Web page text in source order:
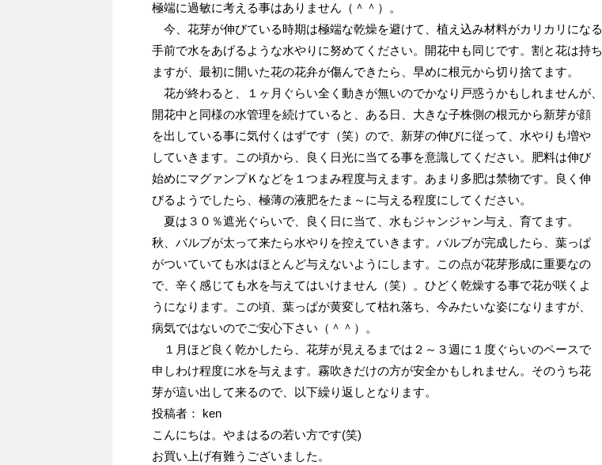
極端に過敏に考える事はありません（＾＾）。
今、花芽が伸びている時期は極端な乾燥を避けて、植え込み材料がカリカリになる
手前で水をあげるような水やりに努めてください。開花中も同じです。割と花は持ち
ますが、最初に開いた花の花弁が傷んできたら、早めに根元から切り捨てます。
花が終わると、１ヶ月ぐらい全く動きが無いのでかなり戸惑うかもしれませんが、
開花中と同様の水管理を続けていると、ある日、大きな子株側の根元から新芽が顔
を出している事に気付くはずです（笑）ので、新芽の伸びに従って、水やりも増や
していきます。この頃から、良く日光に当てる事を意識してください。肥料は伸び
始めにマグァンプＫなどを１つまみ程度与えます。あまり多肥は禁物です。良く伸
びるようでしたら、極薄の液肥をたま～に与える程度にしてください。
夏は３０％遮光ぐらいで、良く日に当て、水もジャンジャン与え、育てます。
秋、バルブが太って来たら水やりを控えていきます。バルブが完成したら、葉っぱ
がついていても水はほとんど与えないようにします。この点が花芽形成に重要なの
で、辛く感じても水を与えてはいけません（笑）。ひどく乾燥する事で花が咲くよ
うになります。この頃、葉っぱが黄変して枯れ落ち、今みたいな姿になりますが、
病気ではないのでご安心下さい（＾＾）。
１月ほど良く乾かしたら、花芽が見えるまでは２～３週に１度ぐらいのペースで
申しわけ程度に水を与えます。霧吹きだけの方が安全かもしれません。そのうち花
芽が這い出して来るので、以下繰り返しとなります。
投稿者： ken
こんにちは。やまはるの若い方です(笑)
お買い上げ有難うございました。